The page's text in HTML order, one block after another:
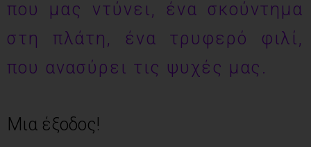
που μας ντύνει, ένα σκούντημα
στη πλάτη, ένα τρυφερό φιλί,
που ανασύρει τις ψυχές μας.
Μια έξοδος!